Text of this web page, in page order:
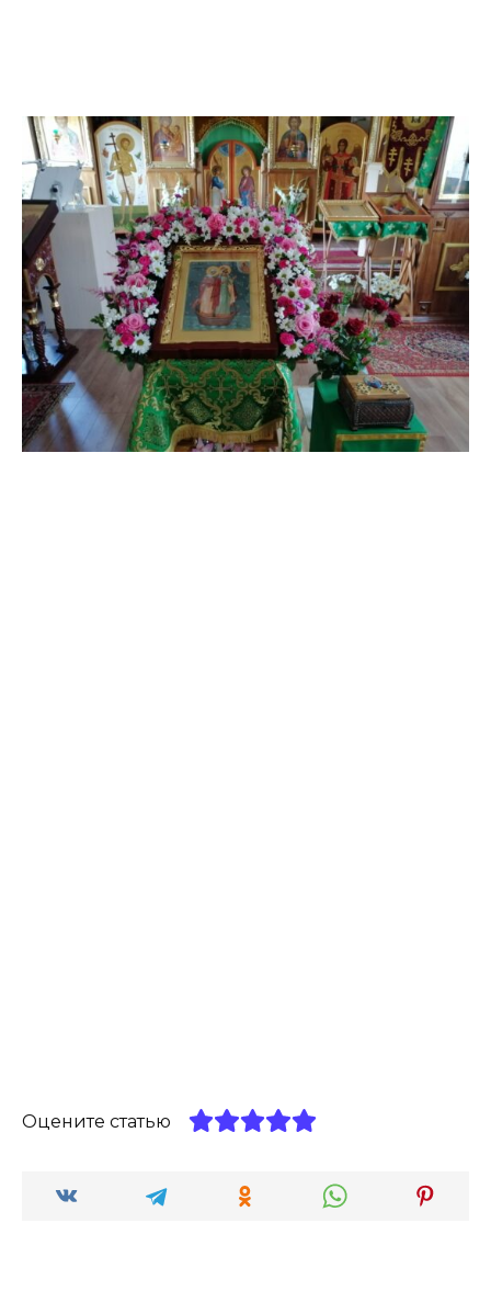
Оцените статью